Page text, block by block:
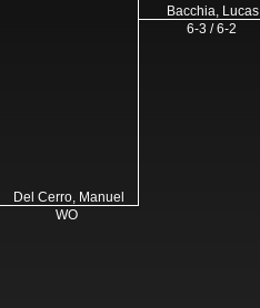
Del Cerro, Manuel
WO
Bacchia, Lucas
6-3 / 6-2